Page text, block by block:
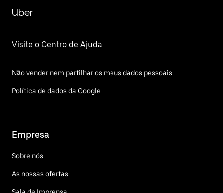
Uber
Visite o Centro de Ajuda
Não vender nem partilhar os meus dados pessoais
Política de dados da Google
Empresa
Sobre nós
As nossas ofertas